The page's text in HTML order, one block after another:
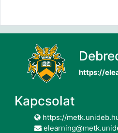
https://
Kapcsolat
https://